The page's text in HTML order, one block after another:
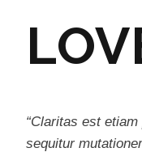
“Claritas est
sequitur